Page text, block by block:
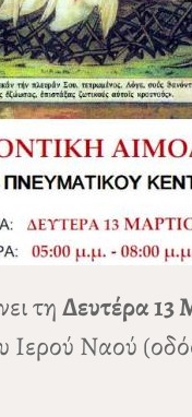
τηΔευτέρα 13
Ναού